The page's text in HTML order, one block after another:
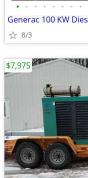
• • • • • • • •
8/3
$7,975